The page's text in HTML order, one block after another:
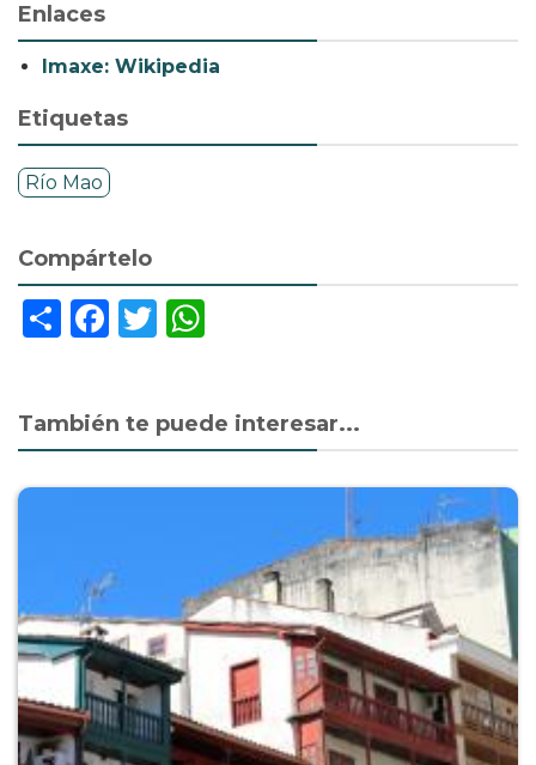
Enlaces
Imaxe: Wikipedia
Etiquetas
Río Mao
Compártelo
También te puede interesar...